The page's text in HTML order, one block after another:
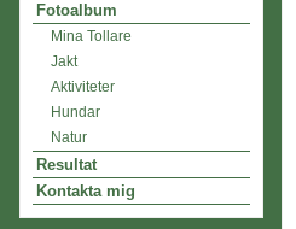
Fotoalbum
Mina Tollare
Jakt
Aktiviteter
Hundar
Natur
Resultat
Kontakta mig